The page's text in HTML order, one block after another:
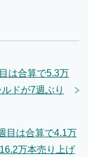
は合算で5.3万
ドが7週ぶり
目は合算で4.1万
万本売り上げ